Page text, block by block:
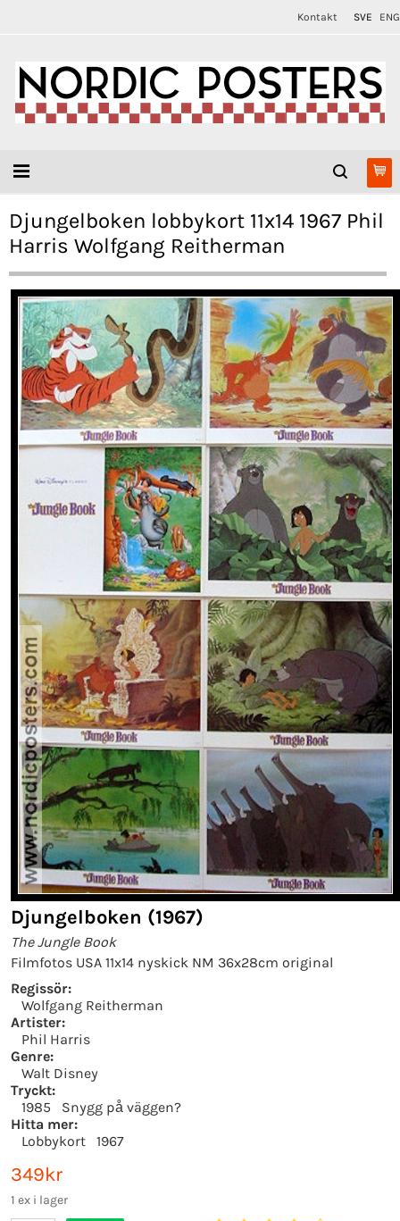
Kontakt SVE ENG
Djungelboken lobbykort 11x14 1967 Phil
Harris Wolfgang Reitherman
Djungelboken (1967)
The Jungle Book
Filmfotos USA 11x14 nyskick NM 36x28cm original
Regissör:
Wolfgang Reitherman
Artister:
Phil Harris
Genre:
Walt Disney
Tryckt:
1985
Snygg på väggen?
Hitta mer:
Lobbykort
1967
349kr
1 ex i lager